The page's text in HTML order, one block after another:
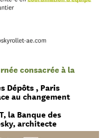
consacrée à la
Dépôts , Paris
au changement
la Banque des
architecte